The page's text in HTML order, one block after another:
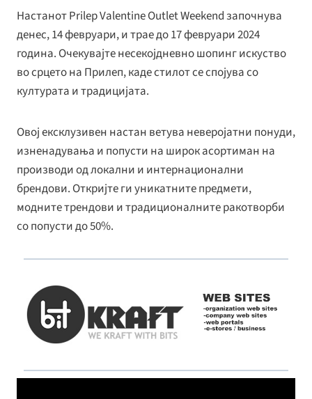
Настанот Prilep Valentine Outlet Weekend започнува
денес, 14 февруари, и трае до 17 февруари 2024
година. Очекувајте несекојдневно шопинг искуство
во срцето на Прилеп, каде стилот се спојува со
културата и традицијата.
Овој ексклузивен настан ветува неверојатни понуди,
изненадувања и попусти на широк асортиман на
производи од локални и интернационални
брендови. Откријте ги уникатните предмети,
модните трендови и традиционалните ракотворби
со попусти до 50%.